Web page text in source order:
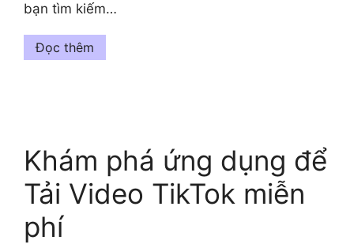
bạn tìm kiếm…
Đọc thêm
Khám phá ứng dụng để
Tải Video TikTok miễn
phí